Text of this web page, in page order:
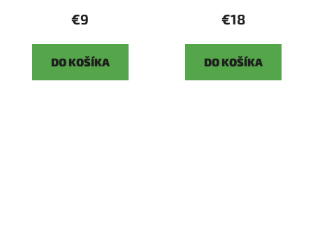
€9
DO KOŠÍKA
€18
DO KOŠÍKA